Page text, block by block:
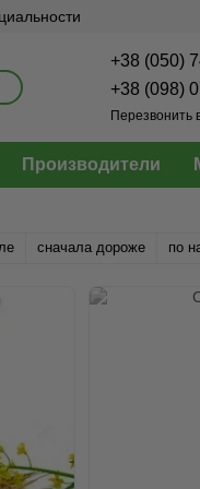
+38 (050)
+38 (098)
Перезвонить
Производители
сначала дороже по